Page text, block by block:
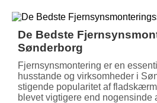
De Bedste
Sønderborg
Fjernsynsmontering er en
husstande og virksomheder i
stigende popularitet af
blevet vigtigere end nogensinde